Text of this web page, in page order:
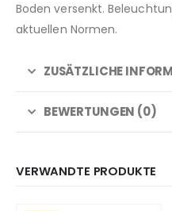
Boden versenkt.
aktuellen Normen.
ZUSÄTZLICHE
BEWERTUNGEN (0)
VERWANDTE PRODUKTE